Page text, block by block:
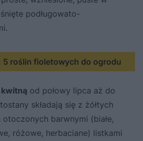
podługowato-
5 roślin fioletowych do ogrodu
od połowy lipca aż do
składają się z żółtych
barwnymi (białe,
różowe, herbaciane) listkami